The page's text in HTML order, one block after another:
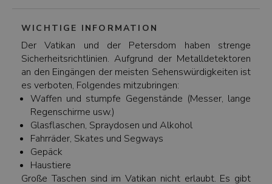
WICHTIGE INFORMATION
Der Vatikan und der Petersdom haben strenge
Sicherheitsrichtlinien. Aufgrund der Metalldetektoren
an den Eingängen der meisten Sehenswürdigkeiten ist
es verboten, Folgendes mitzubringen:
Waffen und stumpfe Gegenstände (Messer, lange
Regenschirme usw.)
Glasflaschen, Spraydosen und Alkohol
Fahrräder, Skates und Segways
Gepäck
Haustiere
Große Taschen sind im Vatikan nicht erlaubt. Es gibt